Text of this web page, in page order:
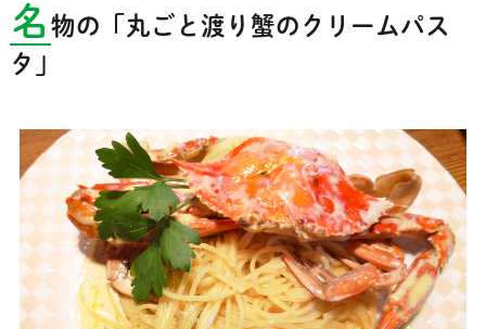
名 物の「丸ごと渡り蟹のクリームパス
タ」